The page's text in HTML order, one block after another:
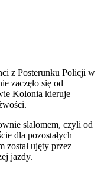
z Posterunku Policji w
zaczęło się od
Kolonia kieruje
slalomem, czyli od
dla pozostałych
został ujęty przez
jazdy.